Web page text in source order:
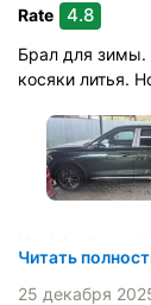
Price/
Rate 4.8
Брал для зимы.
косяки литья.
Читать
25 декабря